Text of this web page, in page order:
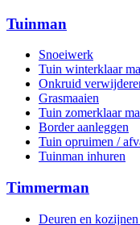
Tuinman
Snoeiwerk
Tuin winterklaar
Onkruid
Grasmaaien
Tuin zomerklaar
Border aanleggen
Tuin opruimen /
Tuinman inhuren
Timmerman
Deuren en